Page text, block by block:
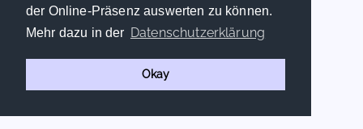
der Online-Präsenz auswerten zu können.
Mehr dazu in der Datenschutzerklärung
Okay